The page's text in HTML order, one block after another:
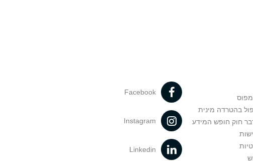
בהטרדה מינית
חוק חופש המידע
Facebook
Instagram
Linkedin